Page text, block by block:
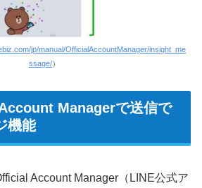
jp/manual/OfficialAccountManager/insight_me
ssage/）
Managerで送信で
機能
Account Manager（LINE公式ア